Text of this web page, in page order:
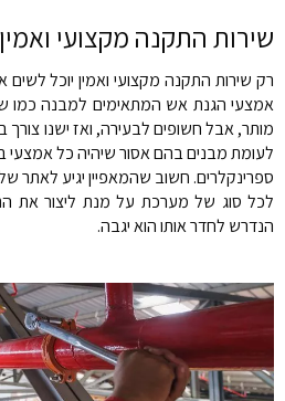
שירות התקנה מקצועי
רק שירות התקנה מקצועי ואמין יוכל
אמצעי הגנת אש המתאימים למבנה כמו
מותר, אבל חשופים לבעירה, ואז ישנו
לעומת מבנים בהם אסור שיהיה כל אמצעי
ספרינקלרים. חשוב שהמאפיין יגיע לאתר
לכל סוג של מערכת על מנת ליצור את
הנדרש לחדר אותו הוא יגבה.